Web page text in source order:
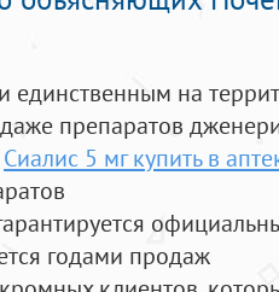
на
препаратов
Сиалис 5 мг купить в
годами продаж